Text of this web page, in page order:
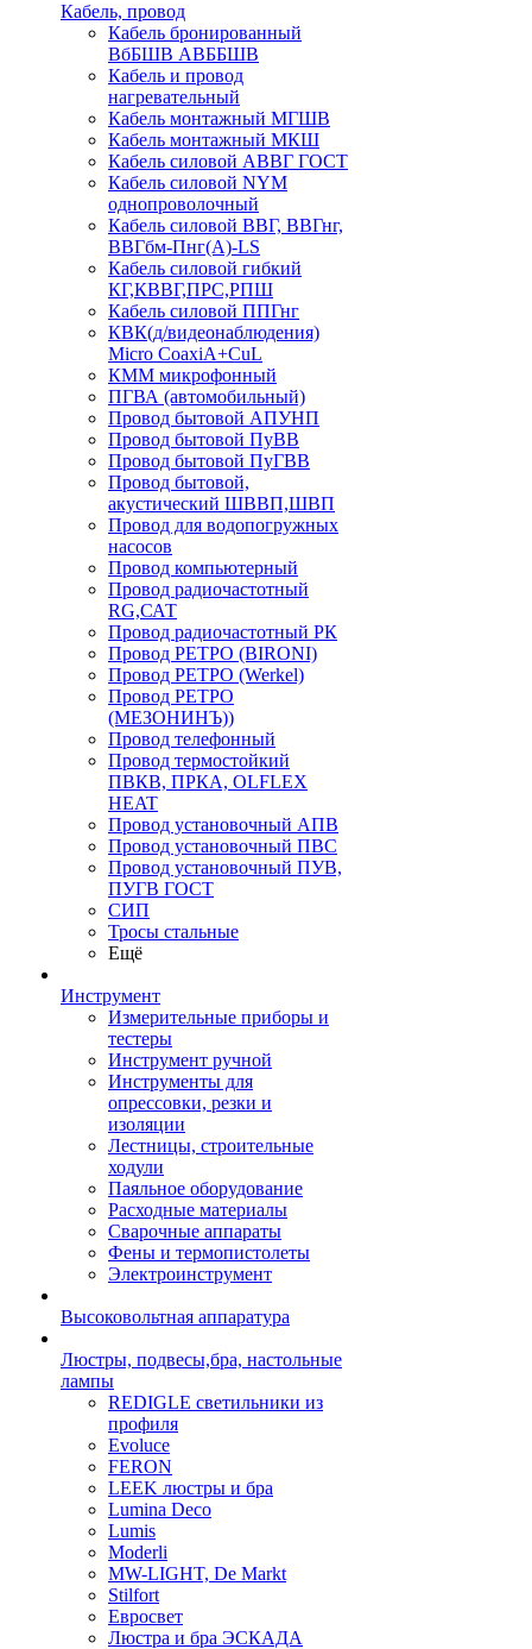
Кабель, провод
Кабель бронированный
ВбБШВ АВББШВ
Кабель и провод
нагревательный
Кабель монтажный МГШВ
Кабель монтажный МКШ
Кабель силовой АВВГ ГОСТ
Кабель силовой NYM
однопроволочный
Кабель силовой ВВГ, ВВГнг,
ВВГбм-Пнг(А)-LS
Кабель силовой гибкий
КГ,КВВГ,ПРС,РПШ
Кабель силовой ППГнг
КВК(д/видеонаблюдения)
Micro CoaxiA+CuL
КММ микрофонный
ПГВА (автомобильный)
Провод бытовой АПУНП
Провод бытовой ПуВВ
Провод бытовой ПуГВВ
Провод бытовой,
акустический ШВВП,ШВП
Провод для водопогружных
насосов
Провод компьютерный
Провод радиочастотный
RG,САТ
Провод радиочастотный РК
Провод РЕТРО (BIRONI)
Провод РЕТРО (Werkel)
Провод РЕТРО
(МЕЗОНИНЪ))
Провод телефонный
Провод термостойкий
ПВКВ, ПРКА, OLFLEX
HEAT
Провод установочный АПВ
Провод установочный ПВС
Провод установочный ПУВ,
ПУГВ ГОСТ
СИП
Тросы стальные
Ещё
Инструмент
Измерительные приборы и
тестеры
Инструмент ручной
Инструменты для
опрессовки, резки и
изоляции
Лестницы, строительные
ходули
Паяльное оборудование
Расходные материалы
Сварочные аппараты
Фены и термопистолеты
Электроинструмент
Высоковольтная аппаратура
Люстры, подвесы,бра, настольные
лампы
REDIGLE светильники из
профиля
Evoluce
FERON
LEEK люстры и бра
Lumina Deco
Lumis
Moderli
MW-LIGHT, De Markt
Stilfort
Евросвет
Люстра и бра ЭСКАДА